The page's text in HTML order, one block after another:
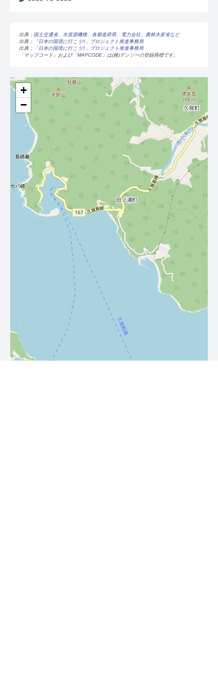
出典： 国土交通省、水資源機構、各都道府県、電力会社、農林水産省など
出典：
「日本の国境に行こう!!」プロジェクト推進事務局
出典：
「日本の国境に行こう!!」プロジェクト推進事務局
「マップコード」および「MAPCODE」は(株)デンソーの登録商標です。
+
−